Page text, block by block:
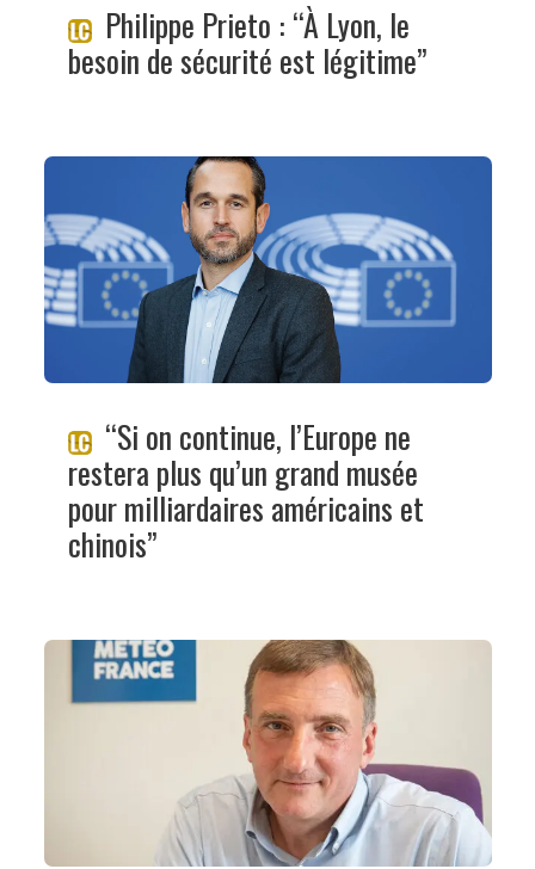
Philippe Prieto : “À Lyon, le
besoin de sécurité est légitime”
“Si on continue, l’Europe ne
restera plus qu’un grand musée
pour milliardaires américains et
chinois”